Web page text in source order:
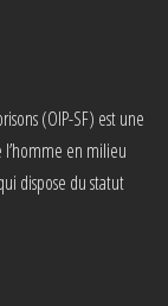
(OIP-SF) est une
l’homme en milieu
dispose du statut